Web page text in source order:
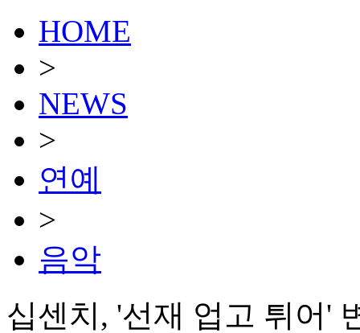
HOME
>
NEWS
>
연예
>
음악
십센치, '선재 업고 튀어'